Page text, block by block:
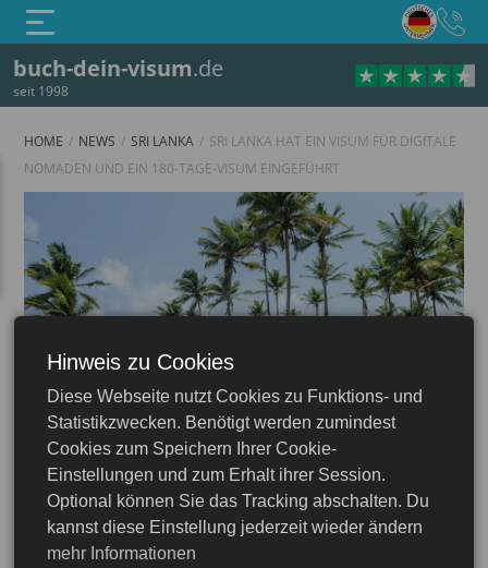
buch-dein-visum.de
seit 1998
Sri Lanka
HOME NEWS SRI LANKA
SRI LANKA HAT EIN VISUM FÜR DIGITALE
NOMADEN UND EIN 180-TAGE-VISUM EINGEFÜHRT
11.02.2026
Sri Lanka hat ein Visum
Hinweis zu Cookies
Diese Webseite nutzt Cookies zu Funktions- und
Statistikzwecken. Benötigt werden zumindest
Cookies zum Speichern Ihrer Cookie-
Einstellungen und zum Erhalt ihrer Session.
Optional können Sie das Tracking abschalten. Du
kannst diese Einstellung jederzeit wieder ändern
mehr Informationen